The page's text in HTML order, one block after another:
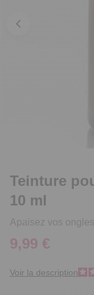
Teinture
10 ml
Apaisez vos
9,99 €
Voir la description